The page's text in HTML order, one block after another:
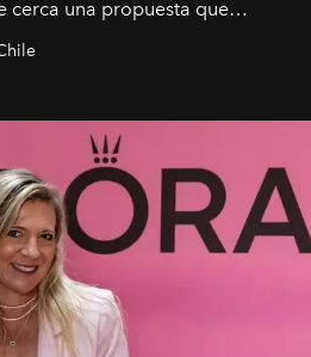
cerca una propuesta que